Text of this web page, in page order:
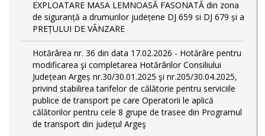
EXPLOATARE MASA LEMNOASĂ FASONATĂ din zona
de siguranță a drumurilor județene DJ 659 si DJ 679 și a
PREȚULUI DE VÂNZARE
Hotărârea nr. 36 din data 17.02.2026 - Hotărâre pentru
modificarea şi completarea Hotărârilor Consiliului
Județean Argeș nr.30/30.01.2025 şi nr.205/30.04.2025,
privind stabilirea tarifelor de călătorie pentru serviciile
publice de transport pe care Operatorii le aplică
călătorilor pentru cele 8 grupe de trasee din Programul
de transport din județul Argeş